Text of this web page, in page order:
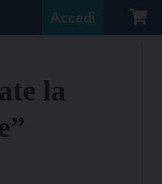
Accedi
la